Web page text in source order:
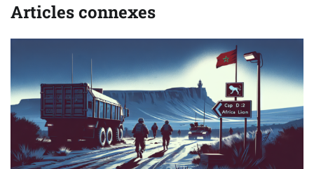
Articles connexes